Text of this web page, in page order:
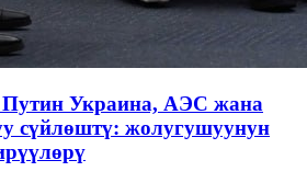
Путин Украина, АЭС жана
сүйлөштү: жолугушуунун